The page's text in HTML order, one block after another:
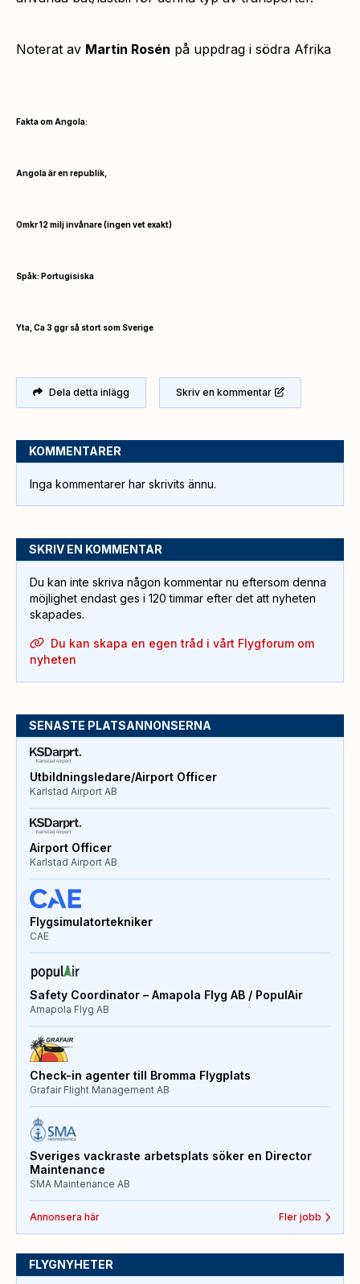
Noterat av Martin Rosén på uppdrag i södra Afrika
Fakta om Angola:
Angola är en republik,
Omkr 12 milj invånare (ingen vet exakt)
Spåk: Portugisiska
Yta, Ca 3 ggr så stort som Sverige
Dela detta inlägg Skriv en kommentar
KOMMENTARER
Inga kommentarer har skrivits ännu.
SKRIV EN KOMMENTAR
Du kan inte skriva någon kommentar nu eftersom denna
möjlighet endast ges i 120 timmar efter det att nyheten
skapades.
Du kan skapa en egen tråd i vårt Flygforum om
nyheten
SENASTE PLATSANNONSERNA
Utbildningsledare/Airport Officer
Karlstad Airport AB
Airport Officer
Karlstad Airport AB
Flygsimulatortekniker
CAE
Safety Coordinator – Amapola Flyg AB / PopulAir
Amapola Flyg AB
Check-in agenter till Bromma Flygplats
Grafair Flight Management AB
Sveriges vackraste arbetsplats söker en Director
Maintenance
SMA Maintenance AB
Annonsera här Fler jobb
FLYGNYHETER